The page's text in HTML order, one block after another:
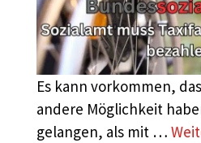
Es kann vorkommen,
andere Möglichkeit
gelangen, als mit …